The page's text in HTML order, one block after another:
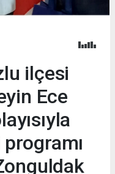
ilçesi
Ece